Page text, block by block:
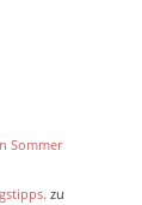
Sommer
zu